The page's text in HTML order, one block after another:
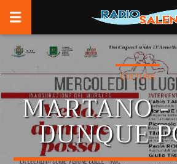
CULTURA
MARTANO -
DUNQUE